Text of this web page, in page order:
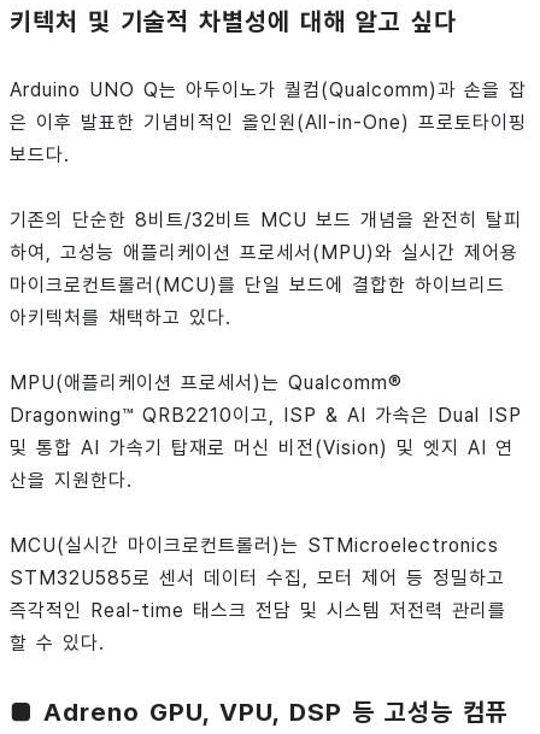
키텍처 및 기술적 차별성에 대해 알고 싶다
Arduino UNO Q는 아두이노가 퀄컴(Qualcomm)과 손을 잡
은 이후 발표한 기념비적인 올인원(All-in-One) 프로토타이핑
보드다.
기존의 단순한 8비트/32비트 MCU 보드 개념을 완전히 탈피
하여, 고성능 애플리케이션 프로세서(MPU)와 실시간 제어용
마이크로컨트롤러(MCU)를 단일 보드에 결합한 하이브리드
아키텍처를 채택하고 있다.
MPU(애플리케이션 프로세서)는 Qualcomm®
Dragonwing™ QRB2210이고, ISP & AI 가속은 Dual ISP
및 통합 AI 가속기 탑재로 머신 비전(Vision) 및 엣지 AI 연
산을 지원한다.
MCU(실시간 마이크로컨트롤러)는 STMicroelectronics
STM32U585로 센서 데이터 수집, 모터 제어 등 정밀하고
즉각적인 Real-time 태스크 전담 및 시스템 저전력 관리를
할 수 있다.
■ Adreno GPU, VPU, DSP 등 고성능 컴퓨